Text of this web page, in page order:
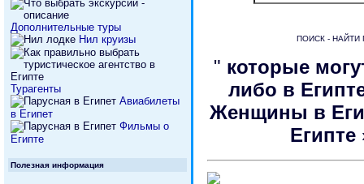
Дополнительные туры
Нил круизы
Турагенты
Авиабилеты
в Египет
Фильмы о
Египте
Полезная информация
ПОИСК - НАЙТИ
" которые
либо в
Женщины в